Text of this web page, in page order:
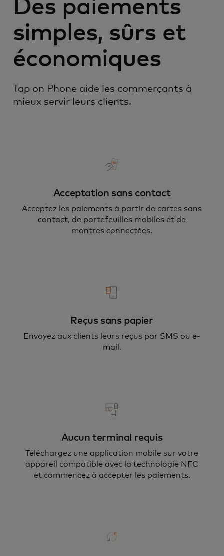
Des paiements
simples, sûrs et
économiques
Tap on Phone aide les commerçants à
mieux servir leurs clients.
Acceptation sans contact
Acceptez les paiements à partir de cartes sans
contact, de portefeuilles mobiles et de
montres connectées.
Reçus sans papier
Envoyez aux clients leurs reçus par SMS ou e-
mail.
Aucun terminal requis
Téléchargez une application mobile sur votre
appareil compatible avec la technologie NFC
et commencez à accepter les paiements.